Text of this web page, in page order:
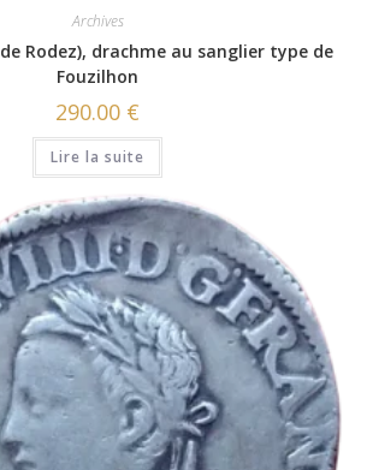
Archives
Rodez), drachme au sanglier type de
Fouzilhon
290.00 €
Lire la suite